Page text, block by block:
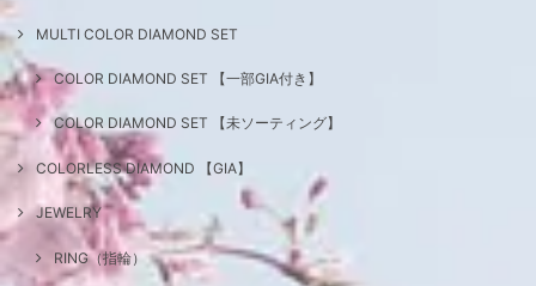
MULTI COLOR DIAMOND SET
COLOR DIAMOND SET 【一部GIA付き】
COLOR DIAMOND SET 【未ソーティング】
COLORLESS DIAMOND 【GIA】
JEWELRY
RING（指輪）